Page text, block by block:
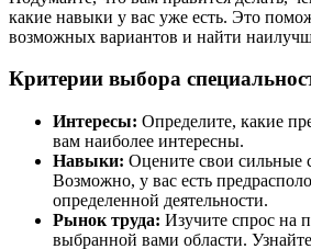
какие навыки у вас уже есть. Это
возможных вариантов и найти
Критерии выбора
Интересы: Определите, какие
вам наиболее интересны.
Навыки: Оцените свои сильные
Возможно, у вас есть
определенной деятельности.
Рынок труда: Изучите спрос на
выбранной вами области.